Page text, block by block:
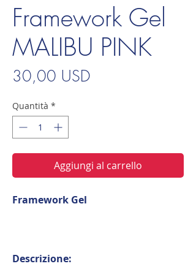
Framework Gel
MALIBU PINK
30,00 USDPrezzo
Quantità *
Aggiungi al carrello
Framework Gel
Descrizione: